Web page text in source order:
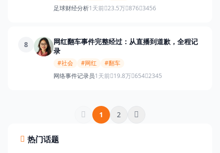
足球财经分析1天前 23.5万 876 3456
8
网红翻车事件完整经过：从直播到道歉，全程记
录
#社会 #网红
#翻车
网络事件记录员1天前 19.8万 654 2345
1 2
热门话题